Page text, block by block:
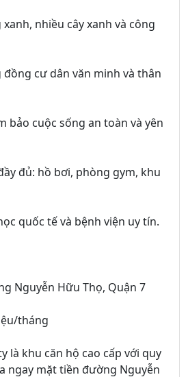
nhiều cây xanh và công
đồng cư dân văn minh và thân
bảo cuộc sống an toàn và yên
đủ: hồ bơi, phòng gym, khu
quốc tế và bệnh viện uy tín.
Nguyễn Hữu Thọ, Quận 7
tháng
là khu căn hộ cao cấp với quy
ngay mặt tiền đường Nguyễn